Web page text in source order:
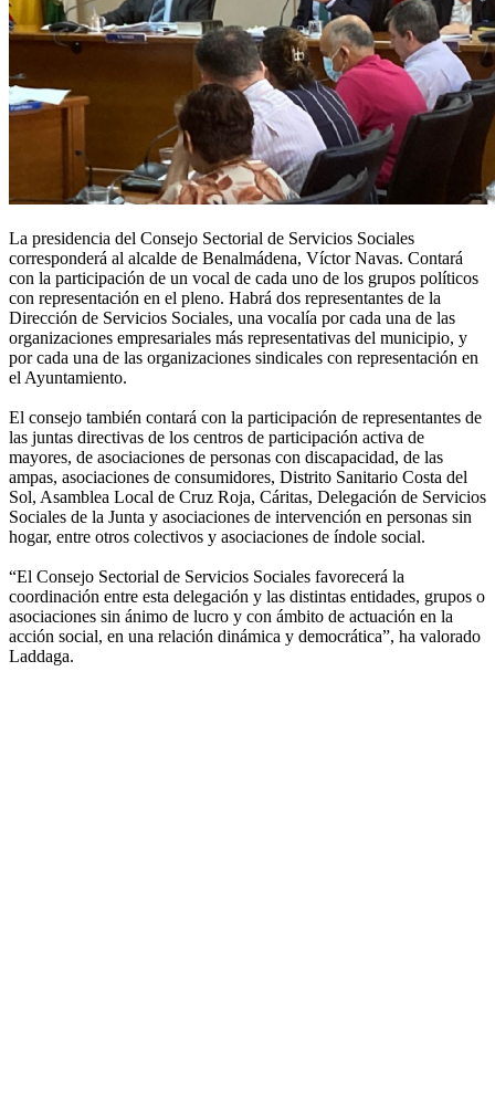
La presidencia del Consejo Sectorial de Servicios Sociales
corresponderá al alcalde de Benalmádena, Víctor Navas. Contará
con la participación de un vocal de cada uno de los grupos políticos
con representación en el pleno. Habrá dos representantes de la
Dirección de Servicios Sociales, una vocalía por cada una de las
organizaciones empresariales más representativas del municipio, y
por cada una de las organizaciones sindicales con representación en
el Ayuntamiento.
El consejo también contará con la participación de representantes de
las juntas directivas de los centros de participación activa de
mayores, de asociaciones de personas con discapacidad, de las
ampas, asociaciones de consumidores, Distrito Sanitario Costa del
Sol, Asamblea Local de Cruz Roja, Cáritas, Delegación de Servicios
Sociales de la Junta y asociaciones de intervención en personas sin
hogar, entre otros colectivos y asociaciones de índole social.
“El Consejo Sectorial de Servicios Sociales favorecerá la
coordinación entre esta delegación y las distintas entidades, grupos o
asociaciones sin ánimo de lucro y con ámbito de actuación en la
acción social, en una relación dinámica y democrática”, ha valorado
Laddaga.